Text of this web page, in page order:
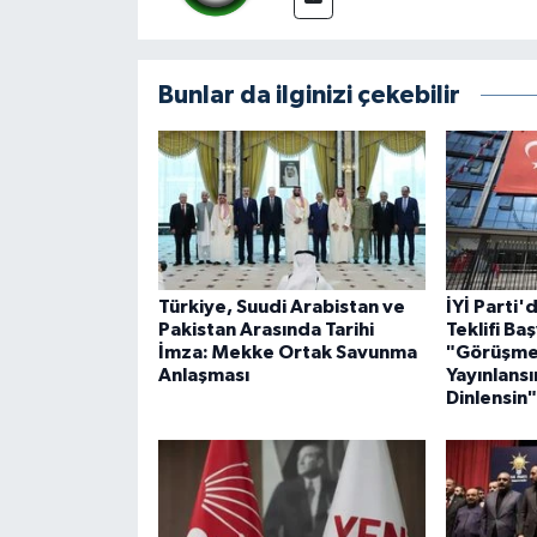
Bunlar da ilginizi çekebilir
Türkiye, Suudi Arabistan ve
Pakistan Arasında Tarihi
İmza: Mekke Ortak Savunma
Anlaşması
İYİ
Teklifi
Dinlensin"